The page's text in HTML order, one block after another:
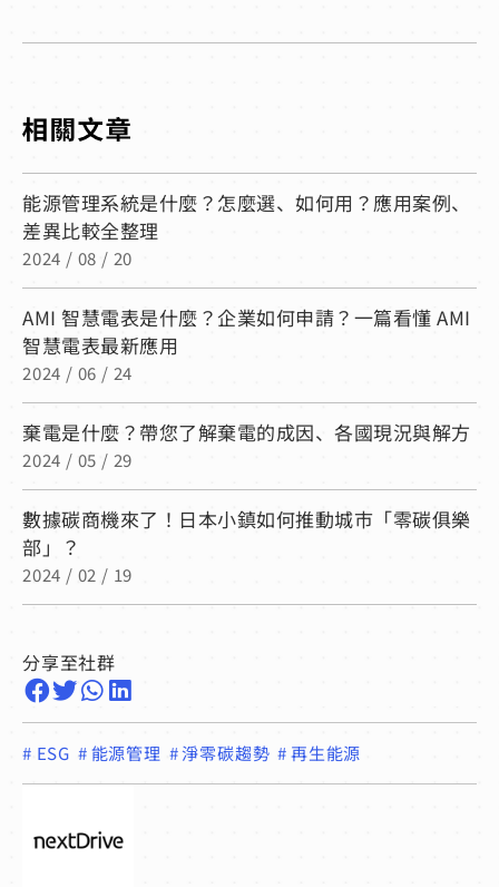
能源管理系統是什麼？怎麼選、如何用？應用案例、
差異比較全整理
2024 / 08 / 20
AMI 智慧電表是什麼？企業如何申請？一篇看懂 AMI
智慧電表最新應用
2024 / 06 / 24
棄電是什麼？帶您了解棄電的成因、各國現況與解方
2024 / 05 / 29
數據碳商機來了！日本小鎮如何推動城市「零碳俱樂
部」？
2024 / 02 / 19
分享至社群
# ESG #能源管理 #淨零碳趨勢 #再生能源